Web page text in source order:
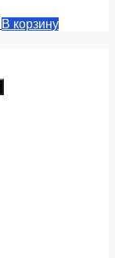
В корзину